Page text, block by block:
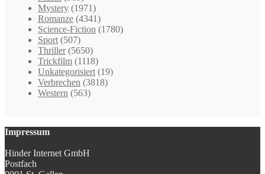
Mystery (1971)
Romanze (4341)
Science-Fiction (1780)
Sport (507)
Thriller (5650)
Trickfilm (1118)
Unkategorisiert (19)
Verbrechen (3818)
Western (563)
Impressum
Hinder Internet GmbH
Postfach